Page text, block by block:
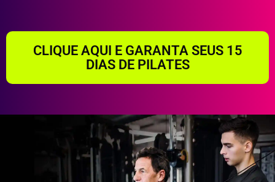
CLIQUE AQUI E GARANTA SEUS 15
DIAS DE PILATES